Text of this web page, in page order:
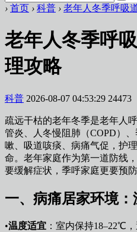
› 首页 › 科普 › 老年人冬季呼吸
老年人冬季呼
理攻略
科普 2026-08-07 04:53:29 24473
疏远干枯的老年冬季是老年人
管炎、人冬慢阻肺（COPD）
嗽、吸道咳痰、病痛气促，护
命。老年家庭作为第一道防线
要缓解症状，季呼家庭更要预
一、病痛居家环境
•温度适宜 ：室内保持18–22℃